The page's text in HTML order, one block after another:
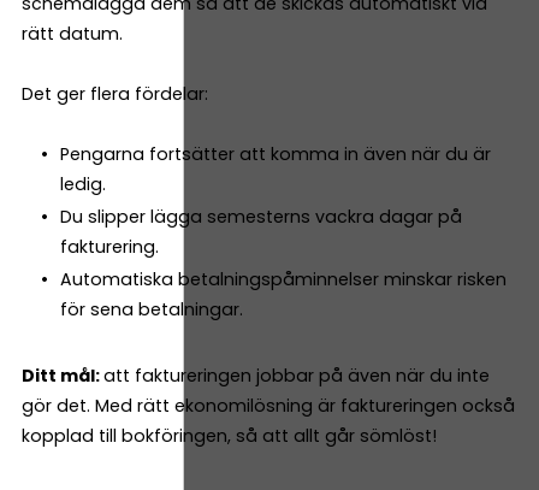
rätt datum.
Det ger flera fördelar:
Pengarna fortsätter att komma in även när du är
ledig.
Du slipper lägga semesterns vackra dagar på
fakturering.
Automatiska betalningspåminnelser minskar risken
för sena betalningar.
Ditt mål:att faktureringen jobbar på även när du inte
gör det. Med rätt ekonomilösning är faktureringen också
kopplad till bokföringen, så att allt går sömlöst!